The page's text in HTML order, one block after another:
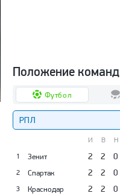
Положение команд
Футбол
РПЛ
И В Н
1
Зенит 2 2 0
2 Спартак 2 2 0
3 Краснодар 2 2 0